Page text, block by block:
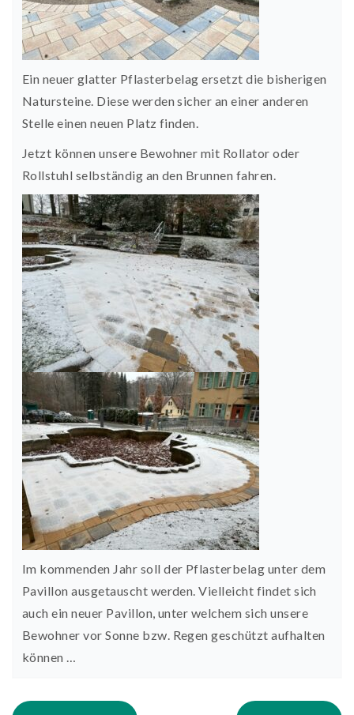
Ein neuer glatter Pflasterbelag ersetzt die bisherigen
Natursteine. Diese werden sicher an einer anderen
Stelle einen neuen Platz finden.
Jetzt können unsere Bewohner mit Rollator oder
Rollstuhl selbständig an den Brunnen fahren.
Im kommenden Jahr soll der Pflasterbelag unter dem
Pavillon ausgetauscht werden. Vielleicht findet sich
auch ein neuer Pavillon, unter welchem sich unsere
Bewohner vor Sonne bzw. Regen geschützt aufhalten
können …